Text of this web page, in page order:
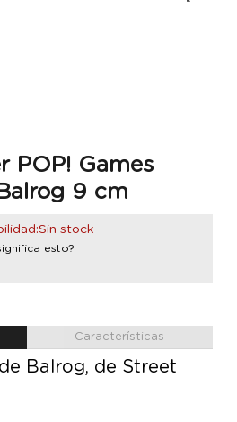
POP! Games
9 cm
stock
esto?
Características
Balrog, de Street